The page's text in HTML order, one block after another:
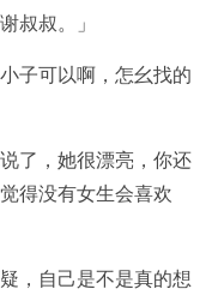
叔叔。」
子可以啊，怎幺找的
了，她很漂亮，你还
得没有女生会喜欢
，自己是不是真的想